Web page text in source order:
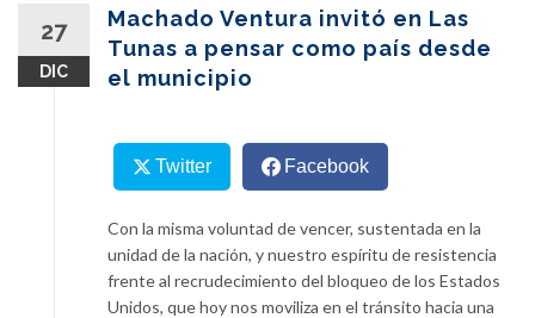
27
DIC
Machado Ventura invitó en Las
Tunas a pensar como país desde
el municipio
Twitter Facebook
Con la misma voluntad de vencer, sustentada en la
unidad de la nación, y nuestro espíritu de resistencia
frente al recrudecimiento del bloqueo de los Estados
Unidos, que hoy nos moviliza en el tránsito hacia una